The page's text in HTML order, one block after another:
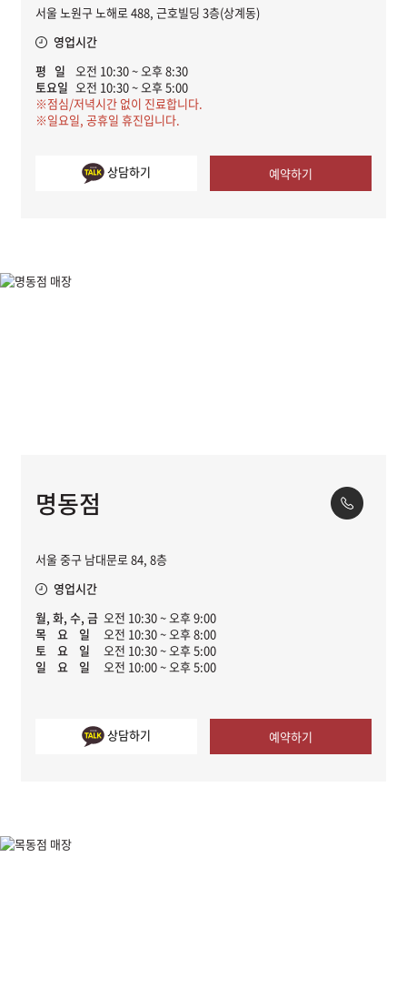
서울 노원구 노해로 488, 근호빌딩 3층(상계동)
영업시간
평 일
오전 10:30 ~ 오후 8:30
토요일 오전 10:30 ~ 오후 5:00
※점심/저녁시간 없이 진료합니다.
※일요일, 공휴일 휴진입니다.
상담하기 예약하기
명동점
서울 중구 남대문로 84, 8층
영업시간
월, 화, 수, 금 오전 10:30 ~ 오후 9:00
목 요 일
오전 10:30 ~ 오후 8:00
토 요 일
오전 10:30 ~ 오후 5:00
일 요 일
오전 10:00 ~ 오후 5:00
상담하기 예약하기